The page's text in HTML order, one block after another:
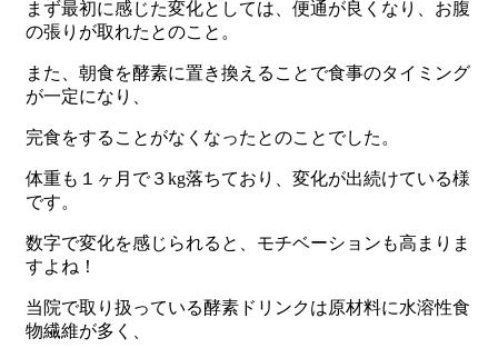
まず最初に感じた変化としては、便通が良くなり、お腹
の張りが取れたとのこと。
また、朝食を酵素に置き換えることで食事のタイミング
が一定になり、
完食をすることがなくなったとのことでした。
体重も１ヶ月で３kg落ちており、変化が出続けている様
です。
数字で変化を感じられると、モチベーションも高まりま
すよね！
当院で取り扱っている酵素ドリンクは原材料に水溶性食
物繊維が多く、